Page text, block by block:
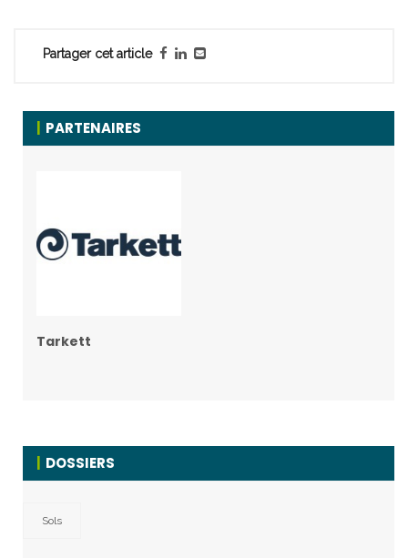
Partager cet article
PARTENAIRES
Tarkett
DOSSIERS
Sols